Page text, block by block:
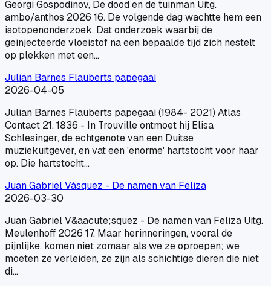
Georgi Gospodinov, De dood en de tuinman Uitg.
ambo/anthos 2026 16. De volgende dag wachtte hem een
isotopenonderzoek. Dat onderzoek waarbij de
geinjecteerde vloeistof na een bepaalde tijd zich nestelt
op plekken met een…
Julian Barnes Flauberts papegaai
2026-04-05
Julian Barnes Flauberts papegaai (1984- 2021) Atlas
Contact 21. 1836 - In Trouville ontmoet hij Elisa
Schlesinger, de echtgenote van een Duitse
muziekuitgever, en vat een 'enorme' hartstocht voor haar
op. Die hartstocht…
Juan Gabriel Vásquez - De namen van Feliza
2026-03-30
Juan Gabriel V&aacute;squez - De namen van Feliza Uitg.
Meulenhoff 2026 17. Maar herinneringen, vooral de
pijnlijke, komen niet zomaar als we ze oproepen; we
moeten ze verleiden, ze zijn als schichtige dieren die niet
di…